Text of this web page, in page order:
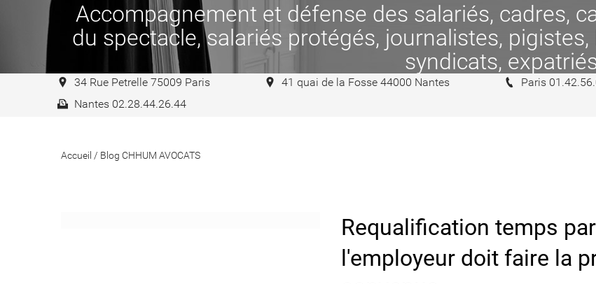
Accompagnement et défense des salariés, cadres,
du spectacle, salariés protégés, journalistes, pigistes,
syndicats,
34 Rue Petrelle 75009 Paris 41 quai de la Fosse 44000 Nantes Paris
Nantes 02.28.44.26.44
Accueil / Blog CHHUM AVOCATS
Requalification temps
l'employeur doit faire la